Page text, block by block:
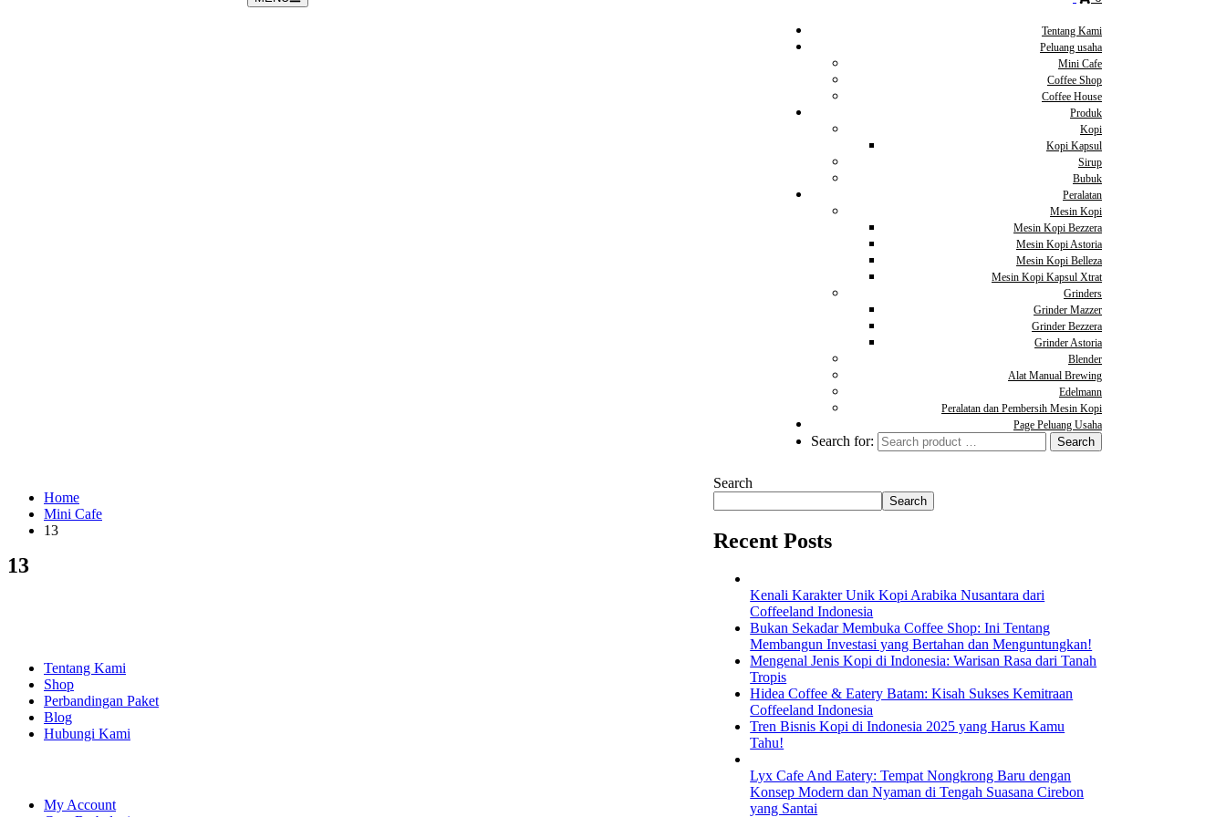
Tentang Kami
Peluang usaha
Mini Cafe
Coffee Shop
Coffee House
Produk
Kopi
Kopi Kapsul
Sirup
Bubuk
Peralatan
Mesin Kopi
Mesin Kopi Bezzera
Mesin Kopi Astoria
Mesin Kopi Belleza
Mesin Kopi Kapsul Xtrat
Grinders
Grinder Mazzer
Grinder Bezzera
Grinder Astoria
Blender
Alat Manual Brewing
Edelmann
Peralatan dan Pembersih Mesin Kopi
Page Peluang Usaha
Search for:
Home
Mini Cafe
13
13
Search
Search
Recent Posts
Kenali Karakter Unik Kopi Arabika Nusantara dari
Coffeeland Indonesia
Bukan Sekadar Membuka Coffee Shop: Ini Tentang
Membangun Investasi yang Bertahan dan Menguntungkan!
Mengenal Jenis Kopi di Indonesia: Warisan Rasa dari Tanah
Tropis
Hidea Coffee & Eatery Batam: Kisah Sukses Kemitraan
Coffeeland Indonesia
Tren Bisnis Kopi di Indonesia 2025 yang Harus Kamu
Tahu!
Lyx Cafe And Eatery: Tempat Nongkrong Baru dengan
Konsep Modern dan Nyaman di Tengah Suasana Cirebon
yang Santai
Tentang Kami
Shop
Perbandingan Paket
Blog
Hubungi Kami
My Account